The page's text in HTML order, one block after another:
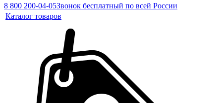
8 800 200-04-05Звонок бесплатный по всей России
Каталог товаров